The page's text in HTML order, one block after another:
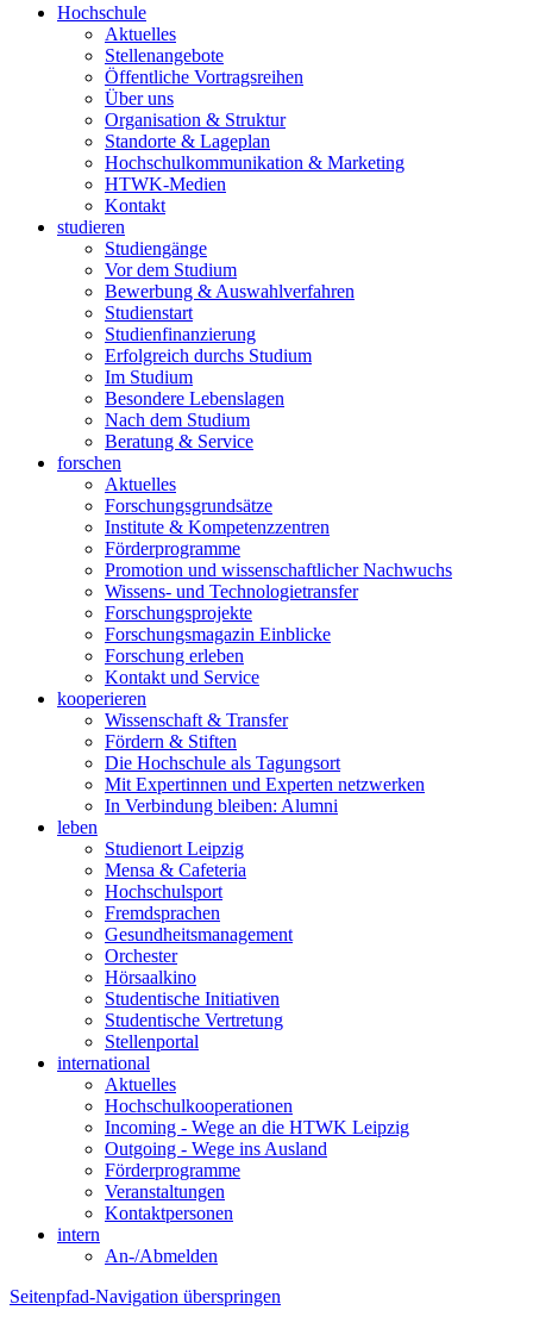
Hochschule
Aktuelles
Stellenangebote
Öffentliche Vortragsreihen
Über uns
Organisation & Struktur
Standorte & Lageplan
Hochschulkommunikation & Marketing
HTWK-Medien
Kontakt
studieren
Studiengänge
Vor dem Studium
Bewerbung & Auswahlverfahren
Studienstart
Studienfinanzierung
Erfolgreich durchs Studium
Im Studium
Besondere Lebenslagen
Nach dem Studium
Beratung & Service
forschen
Aktuelles
Forschungsgrundsätze
Institute & Kompetenzzentren
Förderprogramme
Promotion und wissenschaftlicher Nachwuchs
Wissens- und Technologietransfer
Forschungsprojekte
Forschungsmagazin Einblicke
Forschung erleben
Kontakt und Service
kooperieren
Wissenschaft & Transfer
Fördern & Stiften
Die Hochschule als Tagungsort
Mit Expertinnen und Experten netzwerken
In Verbindung bleiben: Alumni
leben
Studienort Leipzig
Mensa & Cafeteria
Hochschulsport
Fremdsprachen
Gesundheitsmanagement
Orchester
Hörsaalkino
Studentische Initiativen
Studentische Vertretung
Stellenportal
international
Aktuelles
Hochschulkooperationen
Incoming - Wege an die HTWK Leipzig
Outgoing - Wege ins Ausland
Förderprogramme
Veranstaltungen
Kontaktpersonen
intern
An-/Abmelden
Seitenpfad-Navigation überspringen